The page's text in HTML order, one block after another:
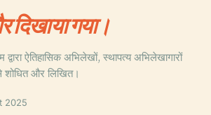
दिखाया गया।
ऐतिहासिक अभिलेखों, स्थापत्य अभिलेखागारों
शोधित और लिखित।
2025